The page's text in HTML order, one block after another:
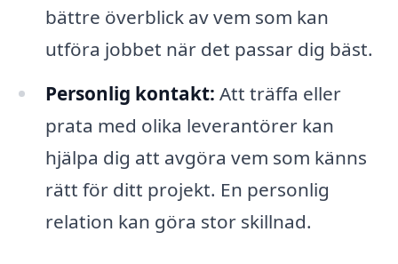
bättre överblick av vem som kan
utföra jobbet när det passar dig bäst.
Personlig kontakt: Att träffa eller
prata med olika leverantörer kan
hjälpa dig att avgöra vem som känns
rätt för ditt projekt. En personlig
relation kan göra stor skillnad.